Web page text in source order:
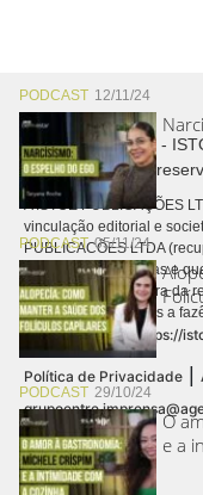
PODCAST 12/11/24
PODCAST05/11/24
PODCAST 29/10/24
O
e a
Copyright © 2026 -
Todos os direitos
A ISTOÉ PUBLICAÇÕES
vinculação editorial e
PUBLICACÕES LTDA
realizamos cobranças e
contrato de assinatura da
autorizamos terceiros a
conteúdo digital “https://
Política de Privacidade |